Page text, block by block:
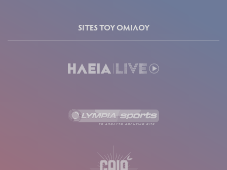
SITES ΤΟΥ ΟΜΙΛΟΥ